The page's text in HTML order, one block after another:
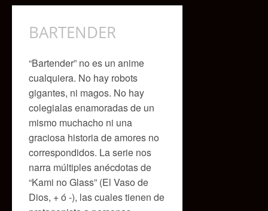
BARTENDER
“Bartender” no es un anime
cualquiera. No hay robots
gigantes, ni magos. No hay
colegialas enamoradas de un
mismo muchacho ni una
graciosa historia de amores no
correspondidos. La serie nos
narra múltiples anécdotas de
“Kami no Glass” (El Vaso de
Dios, + ó -), las cuales tienen de